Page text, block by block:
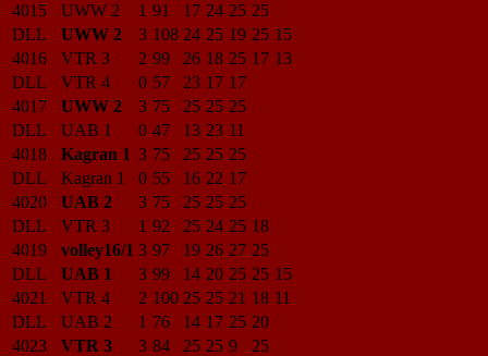
4015
UWW 2 1 91 17 24 25 25
DLL
UWW 2 3 108 24 25 19 25 15
4016
VTR 3 2 99 26 18 25 17 13
DLL
VTR 4 0 57 23 17 17
4017
UWW 2 3 75 25 25 25
DLL
UAB 1 0 47 13 23 11
4018
Kagran 1 3 75 25 25 25
DLL
Kagran 1 0 55 16 22 17
4020
UAB 2 3 75 25 25 25
DLL
VTR 3 1 92 25 24 25 18
4019
volley16/1 3 97 19 26 27 25
DLL
UAB 1 3 99 14 20 25 25 15
4021
VTR 4 2 100 25 25 21 18 11
DLL
UAB 2 1 76 14 17 25 20
4023
VTR 3 3 84 25 25 9
25